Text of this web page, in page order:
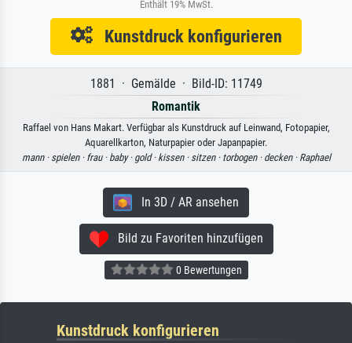
Enthält 19% MwSt.
Kunstdruck konfigurieren
1881 · Gemälde · Bild-ID: 11749
Romantik
Raffael von Hans Makart. Verfügbar als Kunstdruck auf Leinwand, Fotopapier,
Aquarellkarton, Naturpapier oder Japanpapier.
mann · spielen · frau · baby · gold · kissen · sitzen · torbogen · decken · Raphael
In 3D / AR ansehen
Bild zu Favoriten hinzufügen
0 Bewertungen
Kunstdruck konfigurieren